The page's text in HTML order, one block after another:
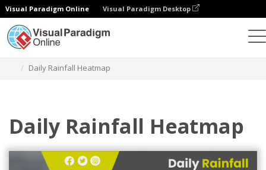
Visual Paradigm Online Visual Paradigm Desktop
Daily Rainfall Heatmap
Daily Rainfall Heatmap